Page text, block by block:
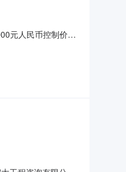
元人民币控制价